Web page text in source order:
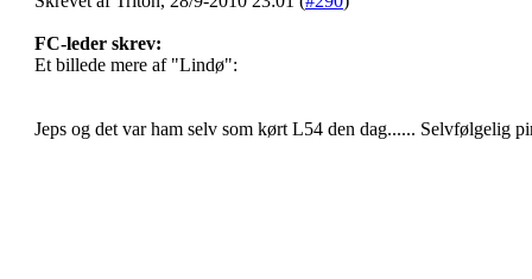
FC-leder skrev:
Et billede mere af "Lindø":
Jeps og det var ham selv som kørt L54 den dag...... Selvfølgelig